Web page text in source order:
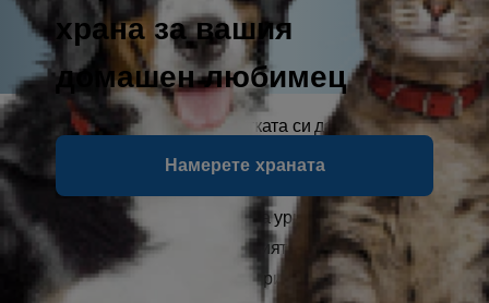
храна за вашия
домашен любимец
Намерете храната
Ако някога сте виждали котката си да пишка кръв,
знаете колко тревожно може да бъде това. Въпреки
че не е нещо, на което човек би искал да стане
свидетел, кръвта в котешката урина всъщност се
среща доста често. Хематурията, научното
наименование на кръвта в урината, може да бъде